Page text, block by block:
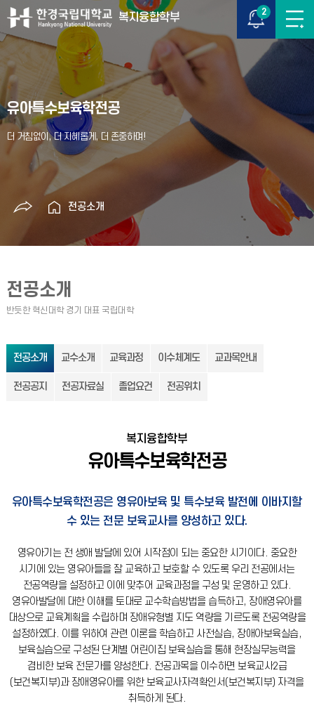
복지융합학부 2
유아특수보육학전공
전공소개
전공소개
전공소개 교수소개 교육과정 이수체계도 교과목안내
전공공지 전공자료실 졸업요건 전공위치
복지융합학부
유아특수보육학전공
유아특수보육학전공은 영유아보육 및 특수보육 발전에 이바지할
수 있는 전문 보육교사를 양성하고 있다.
영유아기는 전 생애 발달에 있어 시작점이 되는 중요한 시기이다. 중요한
시기에 있는 영유아들을 잘 교육하고 보호할 수 있도록 우리 전공에서는
전공역량을 설정하고 이에 맞추어 교육과정을 구성 및 운영하고 있다.
영유아발달에 대한 이해를 토대로 교수학습방법을 습득하고, 장애영유아를
대상으로 교육계획을 수립하며 장애유형별 지도 역량을 기르도록 전공역량을
설정하였다. 이를 위하여 관련 이론을 학습하고 사전실습, 장애아보육실습,
보육실습으로 구성된 단계별 어린이집 보육실습을 통해 현장실무능력을
겸비한 보육 전문가를 양성한다. 전공과목을 이수하면 보육교사2급
(보건복지부)과 장애영유아를 위한 보육교사자격확인서(보건복지부) 자격을
취득하게 된다.